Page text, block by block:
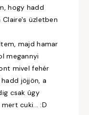
hogy hadd
üzletben
majd hamar
megannyi
mivel fehér
jöjjön, a
csak úgy
cuki... :D